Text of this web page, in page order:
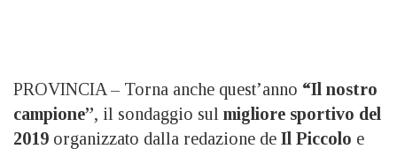
PROVINCIA – Torna anche quest’anno “Il nostro
campione”, il sondaggio sul migliore sportivo del
2019 organizzato dalla redazione de Il Piccolo e